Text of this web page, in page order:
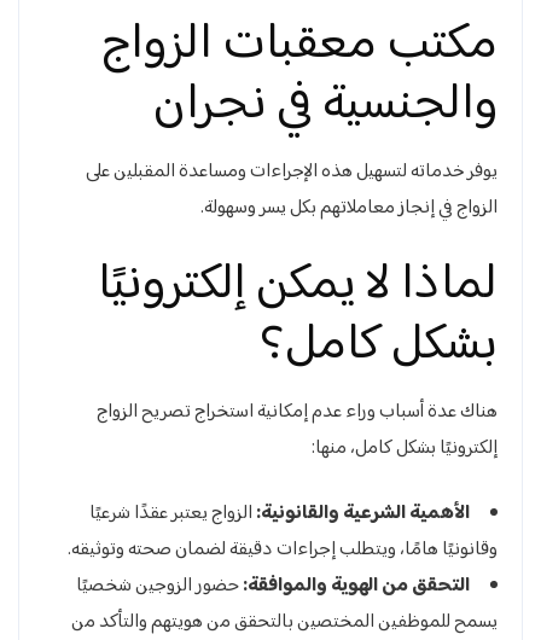
مكتب معقبات الزواج
والجنسية في نجران
يوفر خدماته لتسهيل هذه الإجراءات ومساعدة المقبلين على
الزواج في إنجاز معاملاتهم بكل يسر وسهولة.
لماذا لا يمكن إلكترونيًا
بشكل كامل؟
هناك عدة أسباب وراء عدم إمكانية استخراج تصريح الزواج
إلكترونيًا بشكل كامل، منها:
الأهمية الشرعية والقانونية:الزواج يعتبر عقدًا شرعيًا
وقانونيًا هامًا، ويتطلب إجراءات دقيقة لضمان صحته وتوثيقه.
التحقق من الهوية والموافقة:حضور الزوجين شخصيًا
يسمح للموظفين المختصين بالتحقق من هويتهم والتأكد من